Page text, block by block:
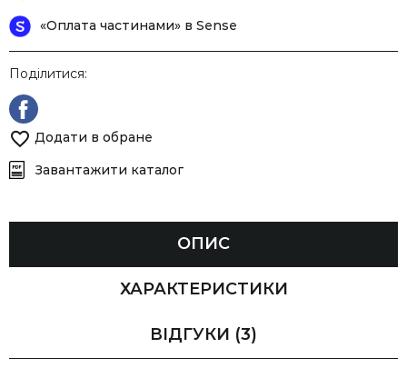
«Оплата частинами» в Sense
Поділитися:
Додати в обране
Завантажити каталог
ОПИС
ХАРАКТЕРИСТИКИ
ВІДГУКИ (3)